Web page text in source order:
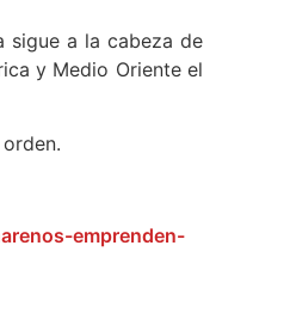
sigue a la cabeza de
y Medio Oriente el
emprenden-